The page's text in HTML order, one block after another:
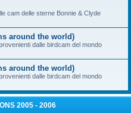
cam delle sterne Bonnie & Clyde
around the world)
dalle birdcam del mondo
around the world)
dalle birdcam del mondo
2005 - 2006